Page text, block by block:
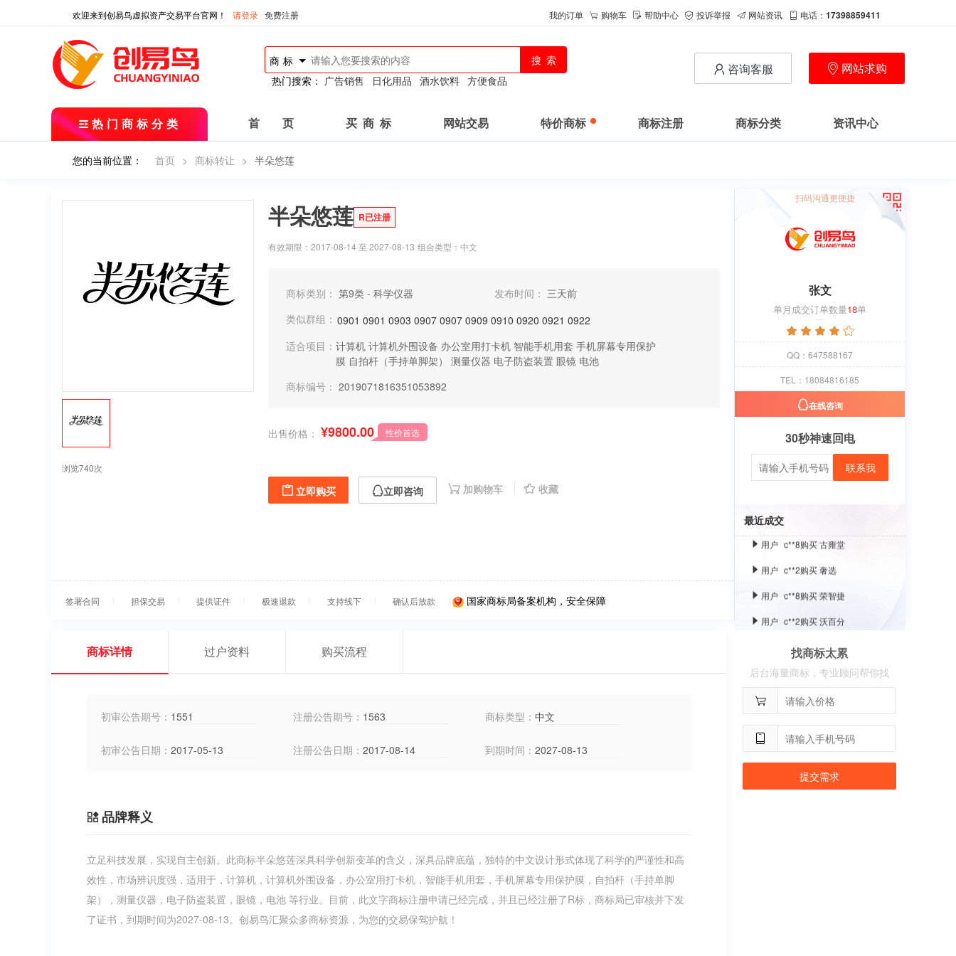
欢迎来到创易鸟虚拟资产交易平台官网！ 请登录 免费注册 我的订单 购物车 帮助中心 投诉举报 网站资讯 电话： 17398859411
商标
热门搜索： 广告销售 日化用品 酒水饮料 方便食品
咨询客服 网站求购
热门商标分类 首 页 买 商 标 网站交易 特价商标 商标注册 商标分类 资讯中心
您的当前位置： 首页 > 商标转让 > 半朵悠莲
浏览740次
半朵悠莲 R已注册
有效期限：2017-08-14 至 2027-08-13 组合类型：中文
商标类别： 第9类 - 科学仪器 发布时间： 三天前
类似群组： 0901 0901 0903 0907 0907 0909 0910 0920 0921 0922
适合项目： 计算机 计算机外围设备 办公室用打卡机 智能手机用套 手机屏幕专用保护
膜 自拍杆（手持单脚架） 测量仪器 电子防盗装置 眼镜 电池
商标编号： 2019071816351053892
出售价格： ¥9800.00 性价首选
立即购买 立即咨询 加购物车 收藏
签署合同 担保交易 提供证件 极速退款 支持线下 确认后放款 国家商标局备案机构，安全保障
扫码沟通更便捷
张文
单月成交订单数量18单
QQ：647588167
TEL：18084816185
在线咨询
30秒神速回电
联系我
最近成交
c**2购买 奢选
用户 c**1购买 萝卜
用户
用户 c**8购买 荣智捷
用户 c**2购买 沃百分
用户 c**1购买 萝卜
用户 c**8购买 古雍堂
c**2购买 奢选
用户 c**8购买 荣智捷
用户 c**2购买 沃百分
商标详情 过户资料 购买流程
初审公告期号： 1551 注册公告期号： 1563 商标类型： 中文
初审公告日期： 2017-05-13 注册公告日期： 2017-08-14 到期时间： 2027-08-13
品牌释义
立足科技发展，实现自主创新。此商标半朵悠莲深具科学创新变革的含义，深具品牌底蕴，独特的中文设计形式体现了科学的严谨性和高
效性，市场辨识度强，适用于，计算机，计算机外围设备，办公室用打卡机，智能手机用套，手机屏幕专用保护膜，自拍杆（手持单脚
架），测量仪器，电子防盗装置，眼镜，电池 等行业。目前，此文字商标注册申请已经完成，并且已经注册了R标，商标局已审核并下发
了证书，到期时间为2027-08-13。创易鸟汇聚众多商标资源，为您的交易保驾护航！
找商标太累
后台海量商标，专业顾问帮你找
提交需求